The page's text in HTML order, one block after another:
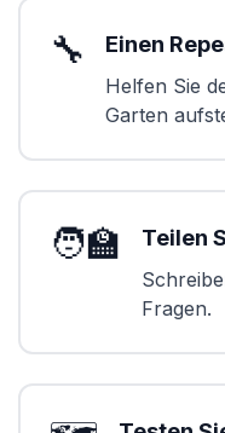
🔧 Einen
Helfen Sie
Garten
🧑‍🏫 Teilen
Fragen.